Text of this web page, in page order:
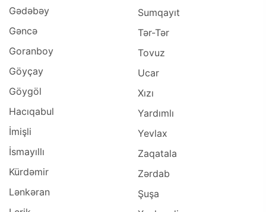
Gədəbəy
Gəncə
Goranboy
Göyçay
Göygöl
Hacıqabul
İmişli
İsmayıllı
Kürdəmir
Lənkəran
Sumqayıt
Tər-Tər
Tovuz
Ucar
Xızı
Yardımlı
Yevlax
Zaqatala
Zərdab
Şuşa